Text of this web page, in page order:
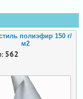
полиэфир 150 г/
м2
562